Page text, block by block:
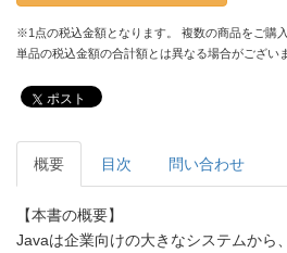
※1点の税込金額となります。 複数の商品をご購
単品の税込金額の合計額とは異なる場合がござい
ポスト
概要 目次 問い合わせ
【本書の概要】
Javaは企業向けの大きなシステムから